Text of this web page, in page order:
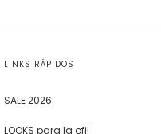
LINKS RÁPIDOS
SALE 2026
LOOKS para la ofi!